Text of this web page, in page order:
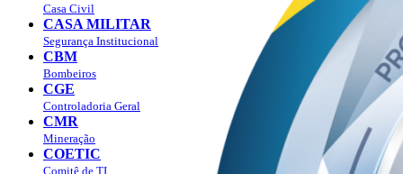
Casa Civil
CASA MILITAR
Segurança Institucional
CBM
Bombeiros
CGE
Controladoria Geral
CMR
Mineração
COETIC
Comitê de TI